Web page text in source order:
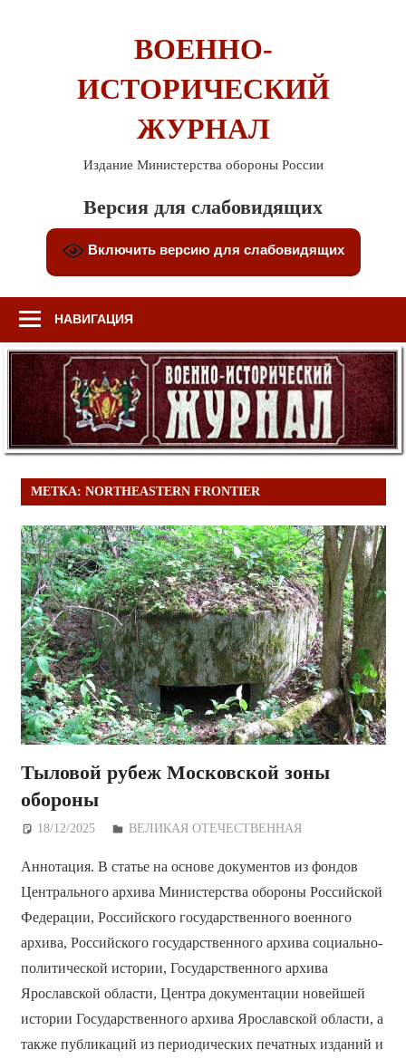
ВОЕННО-
ИСТОРИЧЕСКИЙ
ЖУРНАЛ
Издание Министерства обороны России
Версия для слабовидящих
Включить версию для слабовидящих
НАВИГАЦИЯ
МЕТКА: NORTHEASTERN FRONTIER
Тыловой рубеж Московской зоны
обороны
18/12/2025 Дежурный по Редакции
ВЕЛИКАЯ ОТЕЧЕСТВЕННАЯ
Аннотация. В статье на основе документов из фондов
Центрального архива Министерства обороны Российской
Федерации, Российского государственного военного
архива, Российского государственного архива социально-
политической истории, Государственного архива
Ярославской области, Центра документации новейшей
истории Государственного архива Ярославской области, а
также публикаций из периодических печатных изданий и